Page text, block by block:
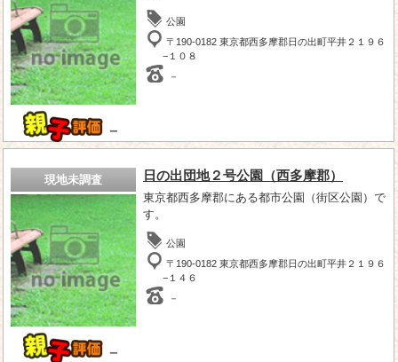
－
公園
〒190-0182 東京都西多摩郡日の出町平井２１９６
−１０８
－
現地未調査
－
日の出団地２号公園（西多摩郡）
東京都西多摩郡にある都市公園（街区公園）で
す。
公園
〒190-0182 東京都西多摩郡日の出町平井２１９６
−１４６
－